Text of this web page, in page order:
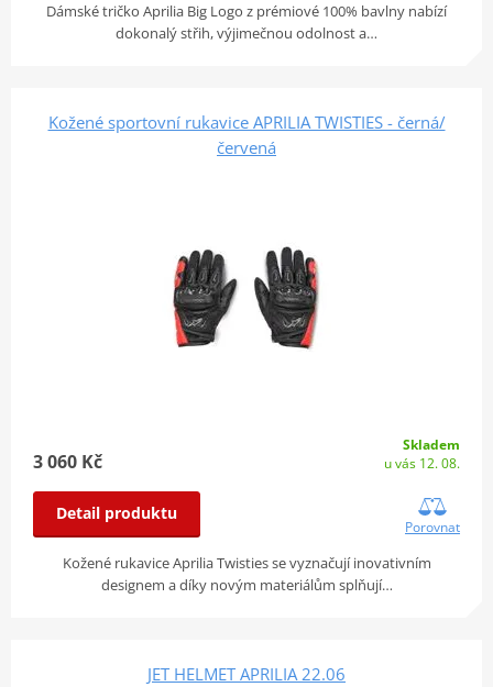
Dámské tričko Aprilia Big Logo z prémiové 100% bavlny nabízí
dokonalý střih, výjimečnou odolnost a…
Kožené sportovní rukavice APRILIA TWISTIES - černá/
červená
3 060 Kč
Skladem
u vás 12. 08.
Detail produktu
Porovnat
Kožené rukavice Aprilia Twisties se vyznačují inovativním
designem a díky novým materiálům splňují…
JET HELMET APRILIA 22.06